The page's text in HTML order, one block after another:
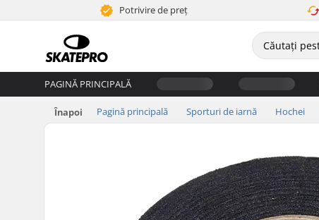
Potrivire de preț
PAGINĂ PRINCIPALĂ
Înapoi Pagină principală Sporturi de iarnă Hochei